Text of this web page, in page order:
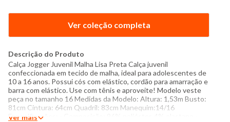
Ver coleção completa
Descrição do Produto
Calça Jogger Juvenil Malha Lisa Preta Calça juvenil
confeccionada em tecido de malha, ideal para adolescentes de
10 a 16 anos. Possui cós com elástico, cordão para amarração e
barra com elástico. Use com tênis e aproveite! Modelo veste
peça no tamanho 16 Medidas da Modelo: Altura: 1,53m Busto:
81cm Cintura: 64cm Quadril: 83cm Manequim:14/16
Especificações: - Composição: 96% poliéster, 4% elastano -
Ver mais